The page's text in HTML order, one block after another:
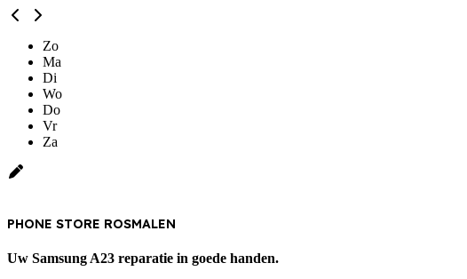
Zo
Ma
Di
Wo
Do
Vr
Za
PHONE STORE ROSMALEN
Uw Samsung A23 reparatie in goede handen.